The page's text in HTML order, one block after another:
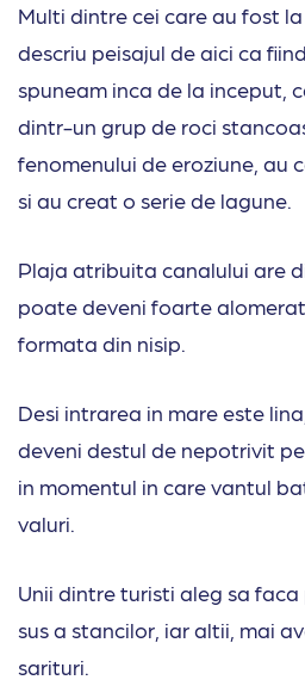
Multi dintre cei care au fost la
descriu peisajul de aici ca
spuneam inca de la inceput,
dintr-un grup de roci
fenomenului de eroziune,
si au creat o serie de lagune.
Plaja atribuita canalului are
poate deveni foarte
formata din nisip.
Desi intrarea in mare este
deveni destul de nepotrivit
in momentul in care vantul
valuri.
Unii dintre turisti aleg sa
sus a stancilor, iar altii, mai
sarituri.